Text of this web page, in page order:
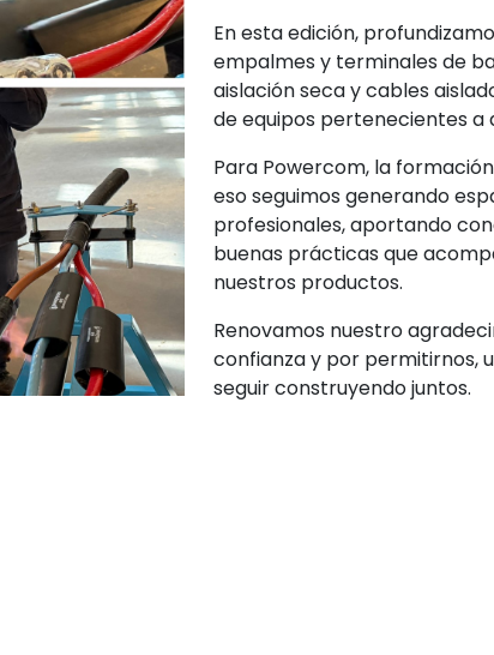
En esta edición,
empalmes y terminales de
aislación seca y cables
de equipos pertenecientes a
Para Powercom, la
eso seguimos generando
profesionales, aportando
buenas prácticas que
nuestros productos.
Renovamos nuestro
confianza y por permitirnos,
seguir construyendo juntos.